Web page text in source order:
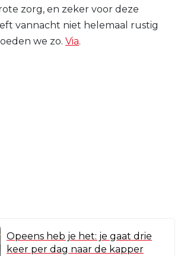
zorg, en zeker voor deze
vannacht niet helemaal rustig
we zo. Via.
Opeens heb je het: je gaat drie
keer per dag naar de kapper